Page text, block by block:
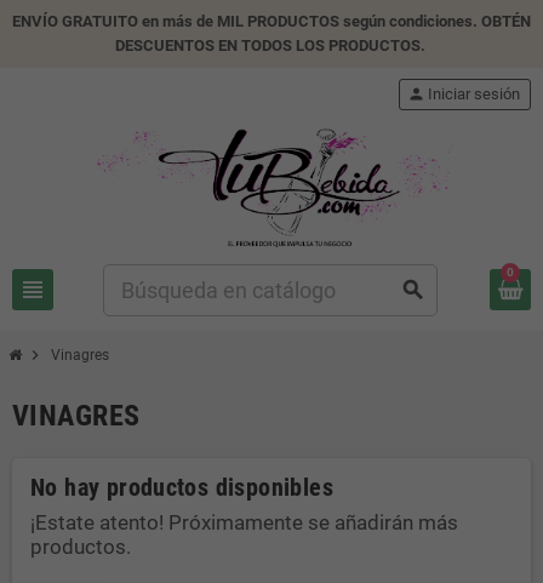
ENVÍO GRATUITO en más de MIL PRODUCTOS según condiciones. OBTÉN
DESCUENTOS EN TODOS LOS PRODUCTOS.
view_headline search
person Iniciar sesión
0
chevron_right Vinagres
VINAGRES
No hay productos disponibles
¡Estate atento! Próximamente se añadirán más
productos.